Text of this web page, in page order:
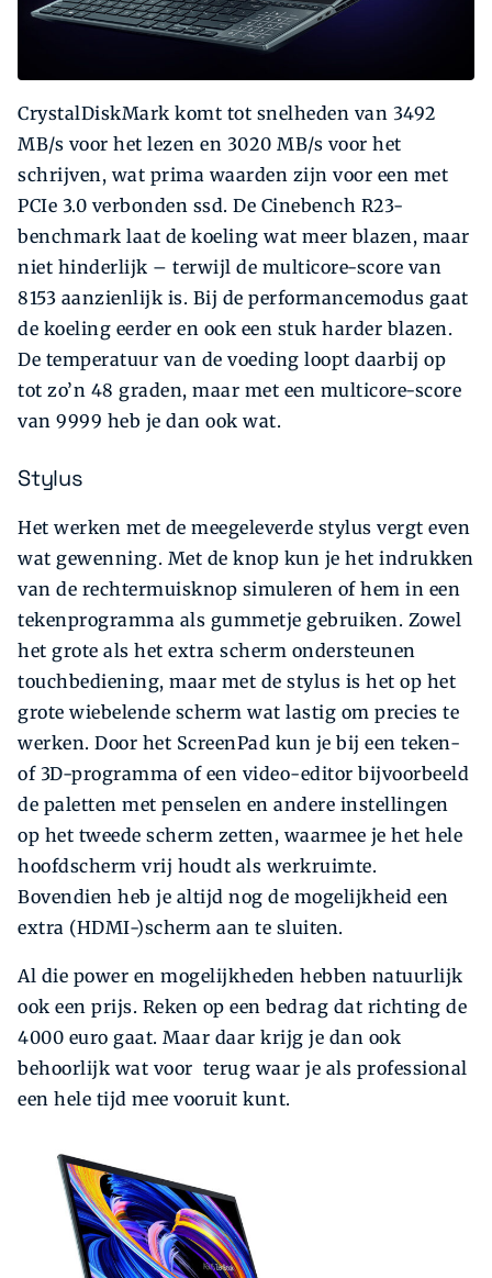
CrystalDiskMark komt tot snelheden van 3492
MB/s voor het lezen en 3020 MB/s voor het
schrijven, wat prima waarden zijn voor een met
PCIe 3.0 verbonden ssd. De Cinebench R23-
benchmark laat de koeling wat meer blazen, maar
niet hinderlijk – terwijl de multicore-score van
8153 aanzienlijk is. Bij de performancemodus gaat
de koeling eerder en ook een stuk harder blazen.
De temperatuur van de voeding loopt daarbij op
tot zo’n 48 graden, maar met een multicore-score
van 9999 heb je dan ook wat.
Stylus
Het werken met de meegeleverde stylus vergt even
wat gewenning. Met de knop kun je het indrukken
van de rechtermuisknop simuleren of hem in een
tekenprogramma als gummetje gebruiken. Zowel
het grote als het extra scherm ondersteunen
touchbediening, maar met de stylus is het op het
grote wiebelende scherm wat lastig om precies te
werken. Door het ScreenPad kun je bij een teken-
of 3D-programma of een video-editor bijvoorbeeld
de paletten met penselen en andere instellingen
op het tweede scherm zetten, waarmee je het hele
hoofdscherm vrij houdt als werkruimte.
Bovendien heb je altijd nog de mogelijkheid een
extra (HDMI-)scherm aan te sluiten.
Al die power en mogelijkheden hebben natuurlijk
ook een prijs. Reken op een bedrag dat richting de
4000 euro gaat. Maar daar krijg je dan ook
behoorlijk wat voor terug waar je als professional
een hele tijd mee vooruit kunt.